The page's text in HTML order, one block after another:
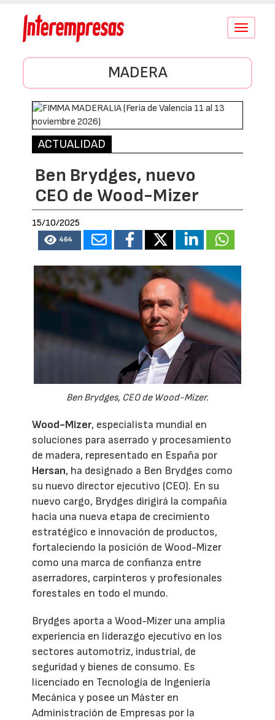
Conmutar
MADERA
ACTUALIDAD
Ben Brydges, nuevo
CEO de Wood-Mizer
15/10/2025
464
Ben Brydges, CEO de Wood-Mizer.
Wood-Mizer, especialista mundial en
soluciones para aserrado y procesamiento
de madera, representado en España por
Hersan, ha designado a Ben Brydges como
su nuevo director ejecutivo (CEO). En su
nuevo cargo, Brydges dirigirá la compañía
hacia una nueva etapa de crecimiento
estratégico e innovación de productos,
fortaleciendo la posición de Wood-Mizer
como una marca de confianza entre
aserradores, carpinteros y profesionales
forestales en todo el mundo.
Brydges aporta a Wood-Mizer una amplia
experiencia en liderazgo ejecutivo en los
sectores automotriz, industrial, de
seguridad y bienes de consumo. Es
licenciado en Tecnología de Ingeniería
Mecánica y posee un Máster en
Administración de Empresas por la